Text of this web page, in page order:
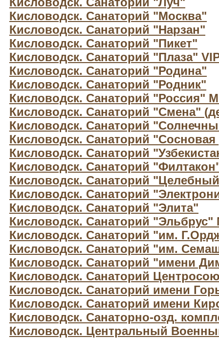
Кисловодск. Санаторий "Москва"
Кисловодск. Санаторий "Нарзан"
Кисловодск. Санаторий "Пикет"
Кисловодск. Санаторий "Плаза"
Кисловодск. Санаторий "Родина"
Кисловодск. Санаторий "Родник"
Кисловодск. Санаторий "Россия"
Кисловодск. Санаторий "Смена"
Кисловодск. Санаторий
Кисловодск. Санаторий
Кисловодск. Санаторий
Кисловодск. Санаторий
Кисловодск. Санаторий
Кисловодск. Санаторий
Кисловодск. Санаторий "Элита"
Кисловодск. Санаторий
Кисловодск. Санаторий "им.
Кисловодск. Санаторий "им.
Кисловодск. Санаторий "имени
Кисловодск. Санаторий
Кисловодск. Санаторий имени
Кисловодск. Санаторий имени
Кисловодск. Санаторно-озд.
Кисловодск. Центральный